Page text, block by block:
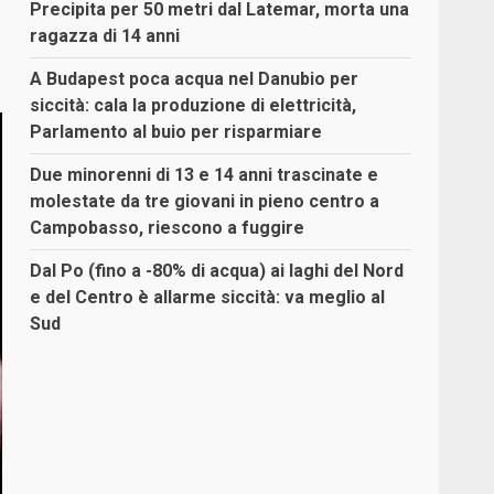
Precipita per 50 metri dal Latemar, morta una
ragazza di 14 anni
A Budapest poca acqua nel Danubio per
siccità: cala la produzione di elettricità,
Parlamento al buio per risparmiare
Due minorenni di 13 e 14 anni trascinate e
molestate da tre giovani in pieno centro a
Campobasso, riescono a fuggire
Dal Po (fino a -80% di acqua) ai laghi del Nord
e del Centro è allarme siccità: va meglio al
Sud